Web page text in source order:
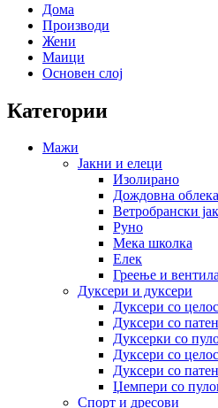
Дома
Производи
Жени
Маици
Основен слој
Категории
Мажи
Јакни и елеци
Изолирано
Дождовна облека
Ветробрански
Руно
Мека школка
Елек
Греење и
Дуксери и дуксери
Дуксери со
Дуксери со
Дуксерки со
Дуксери со
Дуксери со
Џемпери со
Спорт и дресови